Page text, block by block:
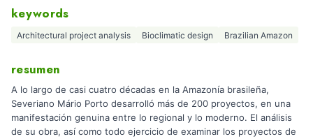
keywords
Architectural project analysis Bioclimatic design Brazilian Amazon
resumen
A lo largo de casi cuatro décadas en la Amazonía brasileña,
Severiano Mário Porto desarrolló más de 200 proyectos, en una
manifestación genuina entre lo regional y lo moderno. El análisis
de su obra, así como todo ejercicio de examinar los proyectos de